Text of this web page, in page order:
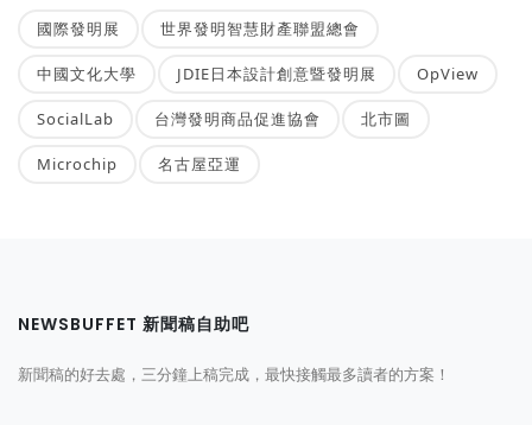
國際發明展 世界發明智慧財產聯盟總會
中國文化大學 JDIE日本設計創意暨發明展 OpView
SocialLab 台灣發明商品促進協會 北市圖
Microchip 名古屋亞運
NEWSBUFFET 新聞稿自助吧
新聞稿的好去處，三分鐘上稿完成，最快接觸最多讀者的方案！